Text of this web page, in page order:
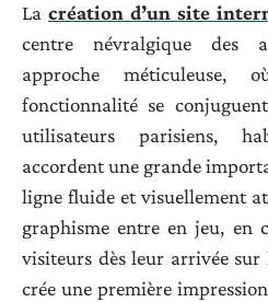
La création d’un site
centre névralgique des
approche méticuleuse,
fonctionnalité se
utilisateurs parisiens,
accordent une grande
ligne fluide et visuellement
graphisme entre en jeu, en
visiteurs dès leur arrivée sur
crée une première